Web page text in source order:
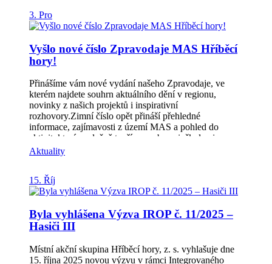
Kdy: 25. 2. 2026, 16:00–18:00📍 Kde: ZŠ Morkovice,
učebna fyziky🎟️ Vstup: zdarma Prosíme, dejte nám
vědět, že dorazíte. 📧 Informace:
vendula.dolezelova@hribecihory.cz📞 Telefon: 731
494 244 Přijďte se přesvědčit, že věda nemusí být
3. Pro
Vyšlo nové číslo Zpravodaje MAS Hříběcí
hory!
Přinášíme vám nové vydání našeho Zpravodaje, ve
kterém najdete souhrn aktuálního dění v regionu,
novinky z našich projektů i inspirativní
rozhovory.Zimní číslo opět přináší přehledné
informace, zajímavosti z území MAS a pohled do
aktivit, které společně tvoříme s obcemi, školami,
spolky a dalšími partnery. Co v něm najdete? •
Představujeme členy MAS (str. 3–4)• Novinky z MAS
Novinky z MAP IV. ORP Kroměříž (str. 8–9)•
Rozhovor s vedoucí služby Sestřička.cz (str. 9–10)•
11–13)• Informace z regionu (str. 13–14)• Od vás,
čtenářů – příspěvky a ohlasy z území (str. 15–16)
naseho-regionu/zpravodaj-mas/ Prohlédněte si
Aktuality
15. Říj
Byla vyhlášena Výzva IROP č. 11/2025 –
Hasiči III
Místní akční skupina Hříběcí hory, z. s. vyhlašuje dne
15. října 2025 novou výzvu v rámci Integrovaného